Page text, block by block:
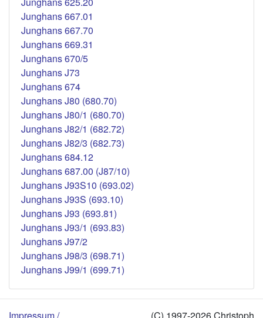
Junghans 667.01
Junghans 667.70
Junghans 669.31
Junghans 670/5
Junghans J73
Junghans 674
Junghans J80 (680.70)
Junghans J80/1 (680.70)
Junghans J82/1 (682.72)
Junghans J82/3 (682.73)
Junghans 684.12
Junghans 687.00 (J87/10)
Junghans J93S10 (693.02)
Junghans J93S (693.10)
Junghans J93 (693.81)
Junghans J93/1 (693.83)
Junghans J97/2
Junghans J98/3 (698.71)
Junghans J99/1 (699.71)
Impressum / (C) 1997-2026 Christoph